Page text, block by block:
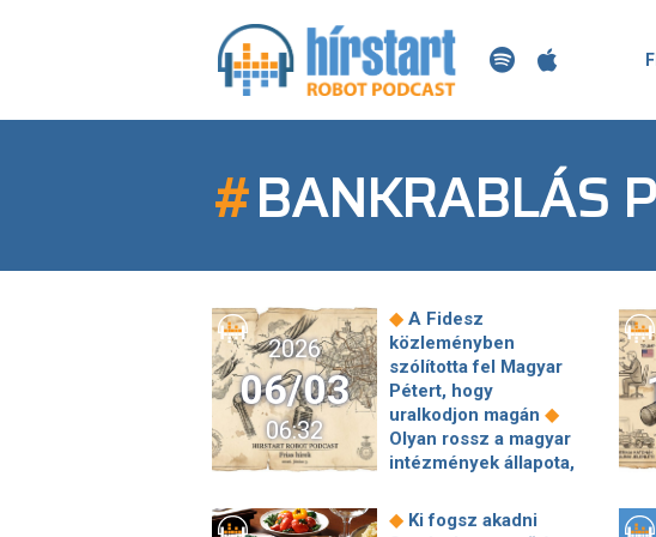
#BANKRABLÁS
2026
06/03
06:32
◆ A Fidesz
közleményben
szólította fel Magyar
Pétert, hogy
uralkodjon magán ◆
Olyan rossz a magyar
intézmények állapota,
komoly növekedési
◆ Ki fogsz akadni